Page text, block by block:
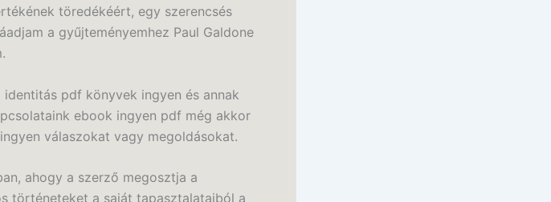
töredékéért, egy szerencsés
a gyűjteményemhez Paul Galdone
pdf könyvek ingyen és annak
ebook ingyen pdf még akkor
válaszokat vagy megoldásokat.
ahogy a szerző megosztja a
történeteket a saját tapasztalataiból a